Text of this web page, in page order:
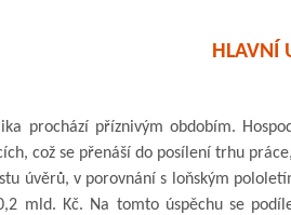
HLAVNÍ
prochází příznivým obdobím.
což se přenáší do posílení trhu
úvěrů, v porovnání s loňským
mld. Kč. Na tomto úspěchu se